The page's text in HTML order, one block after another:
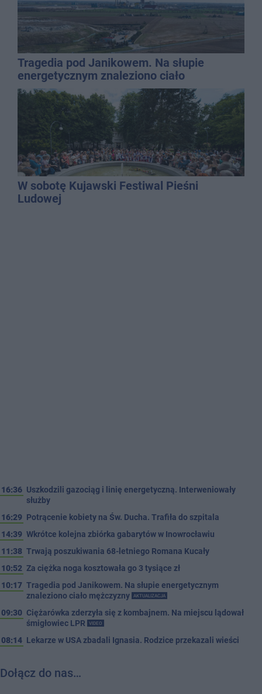
Tragedia pod Janikowem. Na słupie
energetycznym znaleziono ciało
mężczyzny
W sobotę Kujawski Festiwal Pieśni
Ludowej
16:36 Uszkodzili gazociąg i linię energetyczną. Interweniowały
służby
16:29 Potrącenie kobiety na Św. Ducha. Trafiła do szpitala
14:39 Wkrótce kolejna zbiórka gabarytów w Inowrocławiu
11:38 Trwają poszukiwania 68-letniego Romana Kucały
10:52 Za ciężka noga kosztowała go 3 tysiące zł
10:17 Tragedia pod Janikowem. Na słupie energetycznym
znaleziono ciało mężczyzny
AKTUALIZACJA
09:30 Ciężarówka zderzyła się z kombajnem. Na miejscu lądował
śmigłowiec LPR
VIDEO
08:14 Lekarze w USA zbadali Ignasia. Rodzice przekazali wieści
Dołącz do nas…